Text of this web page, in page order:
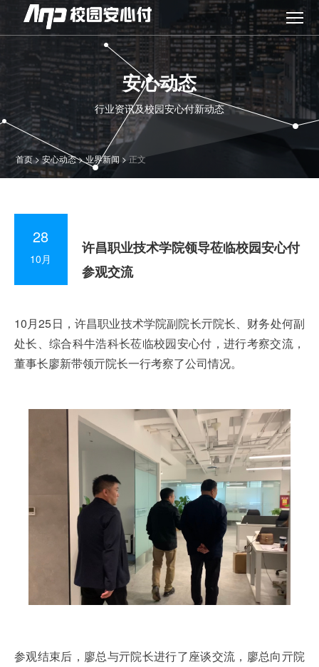
安心动态
行业资讯及校园安心付新动态
首页>安心动态>业界新闻 >正文
28
10月
许昌职业技术学院领导莅临校园安心付
参观交流
10月25日，许昌职业技术学院副院长亓院长、财务处何副
处长、综合科牛浩科长莅临校园安心付，进行考察交流，
董事长廖新带领亓院长一行考察了公司情况。
参观结束后，廖总与亓院长进行了座谈交流，廖总向亓院